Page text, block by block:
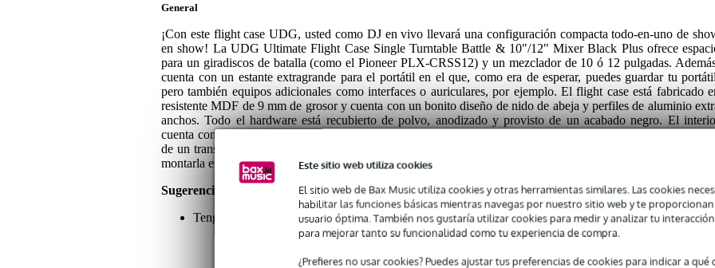
Este sitio web utiliza cookies
El sitio web de Bax Music utiliza cookies y otras herramientas similares. Las cookies
habilitar las funciones básicas mientras navegas por nuestro sitio web y te
usuario óptima. También nos gustaría utilizar cookies para medir y analizar tu
para mejorar tanto su funcionalidad como tu experiencia de compra.
¿Prefieres no usar cookies? Puedes ajustar tus preferencias de cookies para indicar a
General
¡Con este flight case UDG, usted como DJ en vivo llevará una configuración compacta todo-en-uno de
en show! La UDG Ultimate Flight Case Single Turntable Battle & 10"/12" Mixer Black Plus ofrece
para un giradiscos de batalla (como el Pioneer PLX-CRSS12) y un mezclador de 10 ó 12 pulgadas.
cuenta con un estante extragrande para el portátil en el que, como era de esperar, puedes guardar tu
pero también equipos adicionales como interfaces o auriculares, por ejemplo. El flight case está fabricado
resistente MDF de 9 mm de grosor y cuenta con un bonito diseño de nido de abeja y perfiles de aluminio
anchos. Todo el hardware está recubierto de polvo, anodizado y provisto de un acabado negro. El
cuenta con espuma EVA, que protege sus mesas y mezcladores de arañazos, caídas, golpes y polvo. Además
de un transporte rápido gracias a sus ruedas incorporadas y su asa extensible, esta flight case también permite
montarla en cuestión de minutos. Muy práctica para los cambios cortos.
Sugerencias o comentarios sobre este producto
Tenga en cuenta que el equipo que se muestra es sólo para fines ilustrativos y no está incluido.